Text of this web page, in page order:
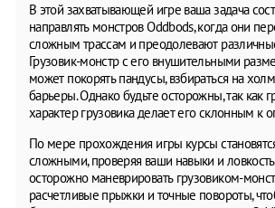
В этой захватывающей игре ваша задача
направлять монстров Oddbods, когда они
сложным трассам и преодолевают
Грузовик-монстр с его внушительными
может покорять пандусы, взбираться на
барьеры. Однако будьте осторожны, так как
характер грузовика делает его склонным к
По мере прохождения игры курсы
сложными, проверяя ваши навыки и
осторожно маневрировать грузовиком-
расчетливые прыжки и точные повороты,